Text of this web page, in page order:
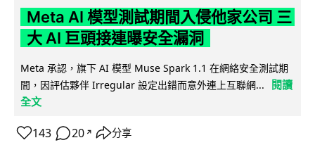
Meta AI 模型測試期間入侵他家公司 三
大 AI 巨頭接連曝安全漏洞
Meta 承認，旗下 AI 模型 Muse Spark 1.1 在網絡安全測試期
間，因評估夥伴 Irregular 設定出錯而意外連上互聯網...
閱讀
全文
143 20 ↗ 分享